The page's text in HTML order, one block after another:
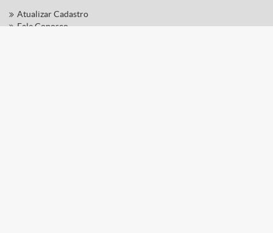
Atualizar Cadastro
Fale Conosco